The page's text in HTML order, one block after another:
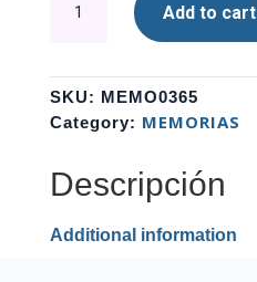
6000MHZ
ADATA
LANCER
RGB
CLARBK
Add to cart
SKU: MEMO0365
Category: MEMORIAS
Descripción
Additional information